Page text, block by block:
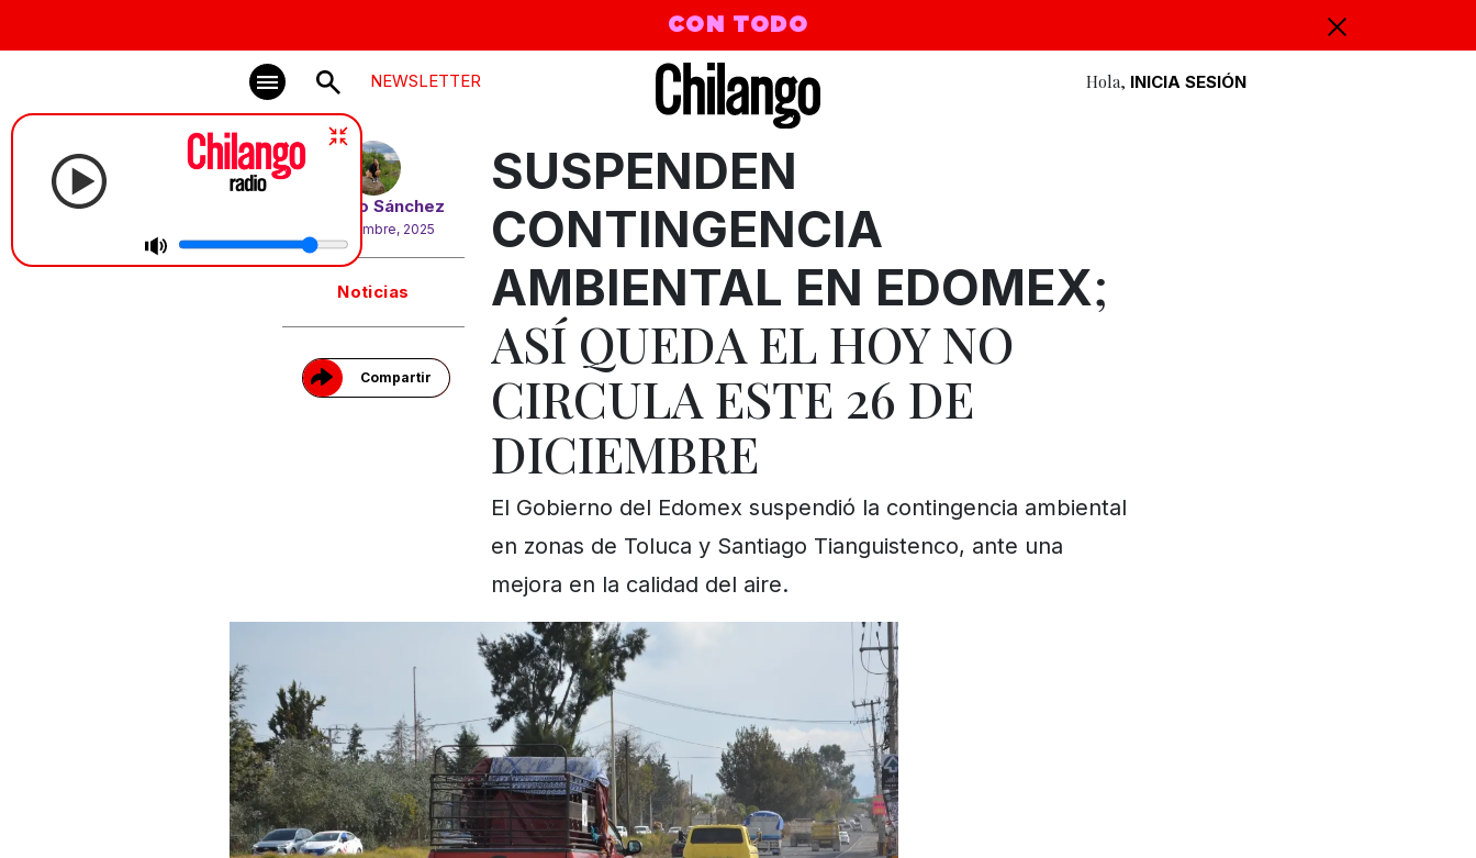
CON TODO
NEWSLETTER Hola, INICIA SESIÓN
ChrizzD. | Adore You (Chris Kensington's Extended Mix)
Chío Sánchez
26 diciembre, 2025
Noticias
Compartir
Gracias!
SUSPENDEN
CONTINGENCIA
AMBIENTAL EN EDOMEX;
ASÍ QUEDA EL HOY NO
CIRCULA ESTE 26 DE
DICIEMBRE
El Gobierno del Edomex suspendió la contingencia ambiental
en zonas de Toluca y Santiago Tianguistenco, ante una
mejora en la calidad del aire.